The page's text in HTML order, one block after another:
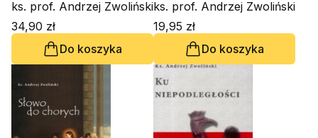
ks. prof. Andrzej Zwoliński
34,90 zł
Do koszyka
ks. prof. Andrzej Zwoliński
19,95 zł
Do koszyka